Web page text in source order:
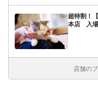
超特割！
本店 入場
店舗の